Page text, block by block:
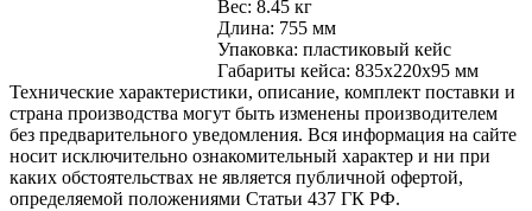
Вес: 8.45 кг
Длина: 755 мм
Упаковка: пластиковый кейс
Габариты кейса: 835х220х95 мм
Технические характеристики, описание, комплект поставки и
страна производства могут быть изменены производителем
без предварительного уведомления. Вся информация на сайте
носит исключительно ознакомительный характер и ни при
каких обстоятельствах не является публичной офертой,
определяемой положениями Статьи 437 ГК РФ.